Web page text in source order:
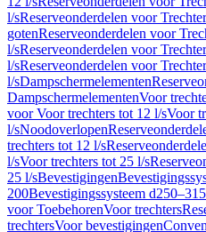
l/sReserveonderdelen voor
gotenReserveonderdelen voor
l/sReserveonderdelen voor
l/sReserveonderdelen voor
l/sDampschermelementen
DampschermelementenVoor
voor Voor trechters tot 12 l/sVoor
l/sNoodoverlopen
trechters tot 12 l/s
l/sVoor trechters tot 25 l/s
25 l/sBevestigingen
200Bevestigingssysteem d250–315
voor ToebehorenVoor trechters
trechtersVoor bevestigingen